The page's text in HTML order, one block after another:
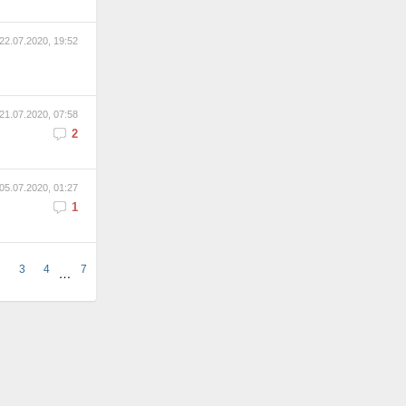
22.07.2020, 19:52
21.07.2020, 07:58
2
05.07.2020, 01:27
1
3 4 … 7